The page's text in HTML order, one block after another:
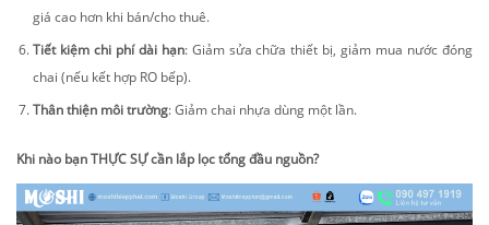
giá cao hơn khi bán/cho thuê.
Tiết kiệm chi phí dài hạn: Giảm sửa chữa thiết bị, giảm mua nước đóng
chai (nếu kết hợp RO bếp).
Thân thiện môi trường: Giảm chai nhựa dùng một lần.
Khi nào bạn THỰC SỰ cần lắp lọc tổng đầu nguồn?